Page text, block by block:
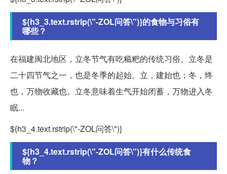
${h3_3.text.rstrip(\"-ZOL问答\")}的食物与习俗有
哪些？
在福建闽北地区，立冬节气有吃糍粑的传统习俗。立冬是
二十四节气之一，也是冬季的起始。立，建始也；冬，终
也，万物收藏也。立冬意味着生气开始闭蓄，万物进入冬
眠...
${h3_4.text.rstrip(\"-ZOL问答\")}
${h3_4.text.rstrip(\"-ZOL问答\")}有什么传统食
物？